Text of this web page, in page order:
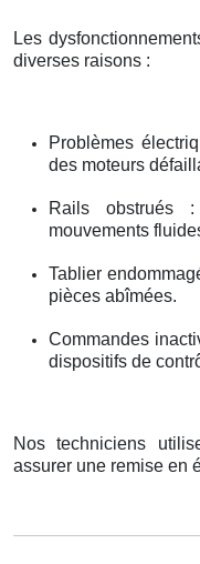
Les
diverses raisons :
Problèmes
des moteurs
Rails obstrués
mouvements
Tablier
pièces abîmées.
Commandes
dispositifs de
Nos techniciens
assurer une remise en